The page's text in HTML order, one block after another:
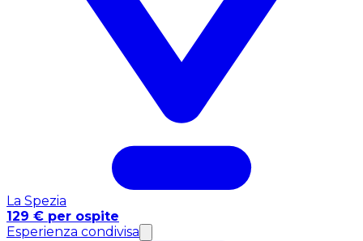
La Spezia
129 € per ospite
Esperienza condivisa